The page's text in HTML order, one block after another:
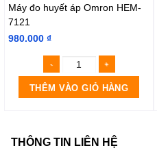
Máy đo huyết áp Omron HEM-
7121
980.000 ₫
THÊM VÀO GIỎ HÀNG
THÔNG TIN LIÊN HỆ